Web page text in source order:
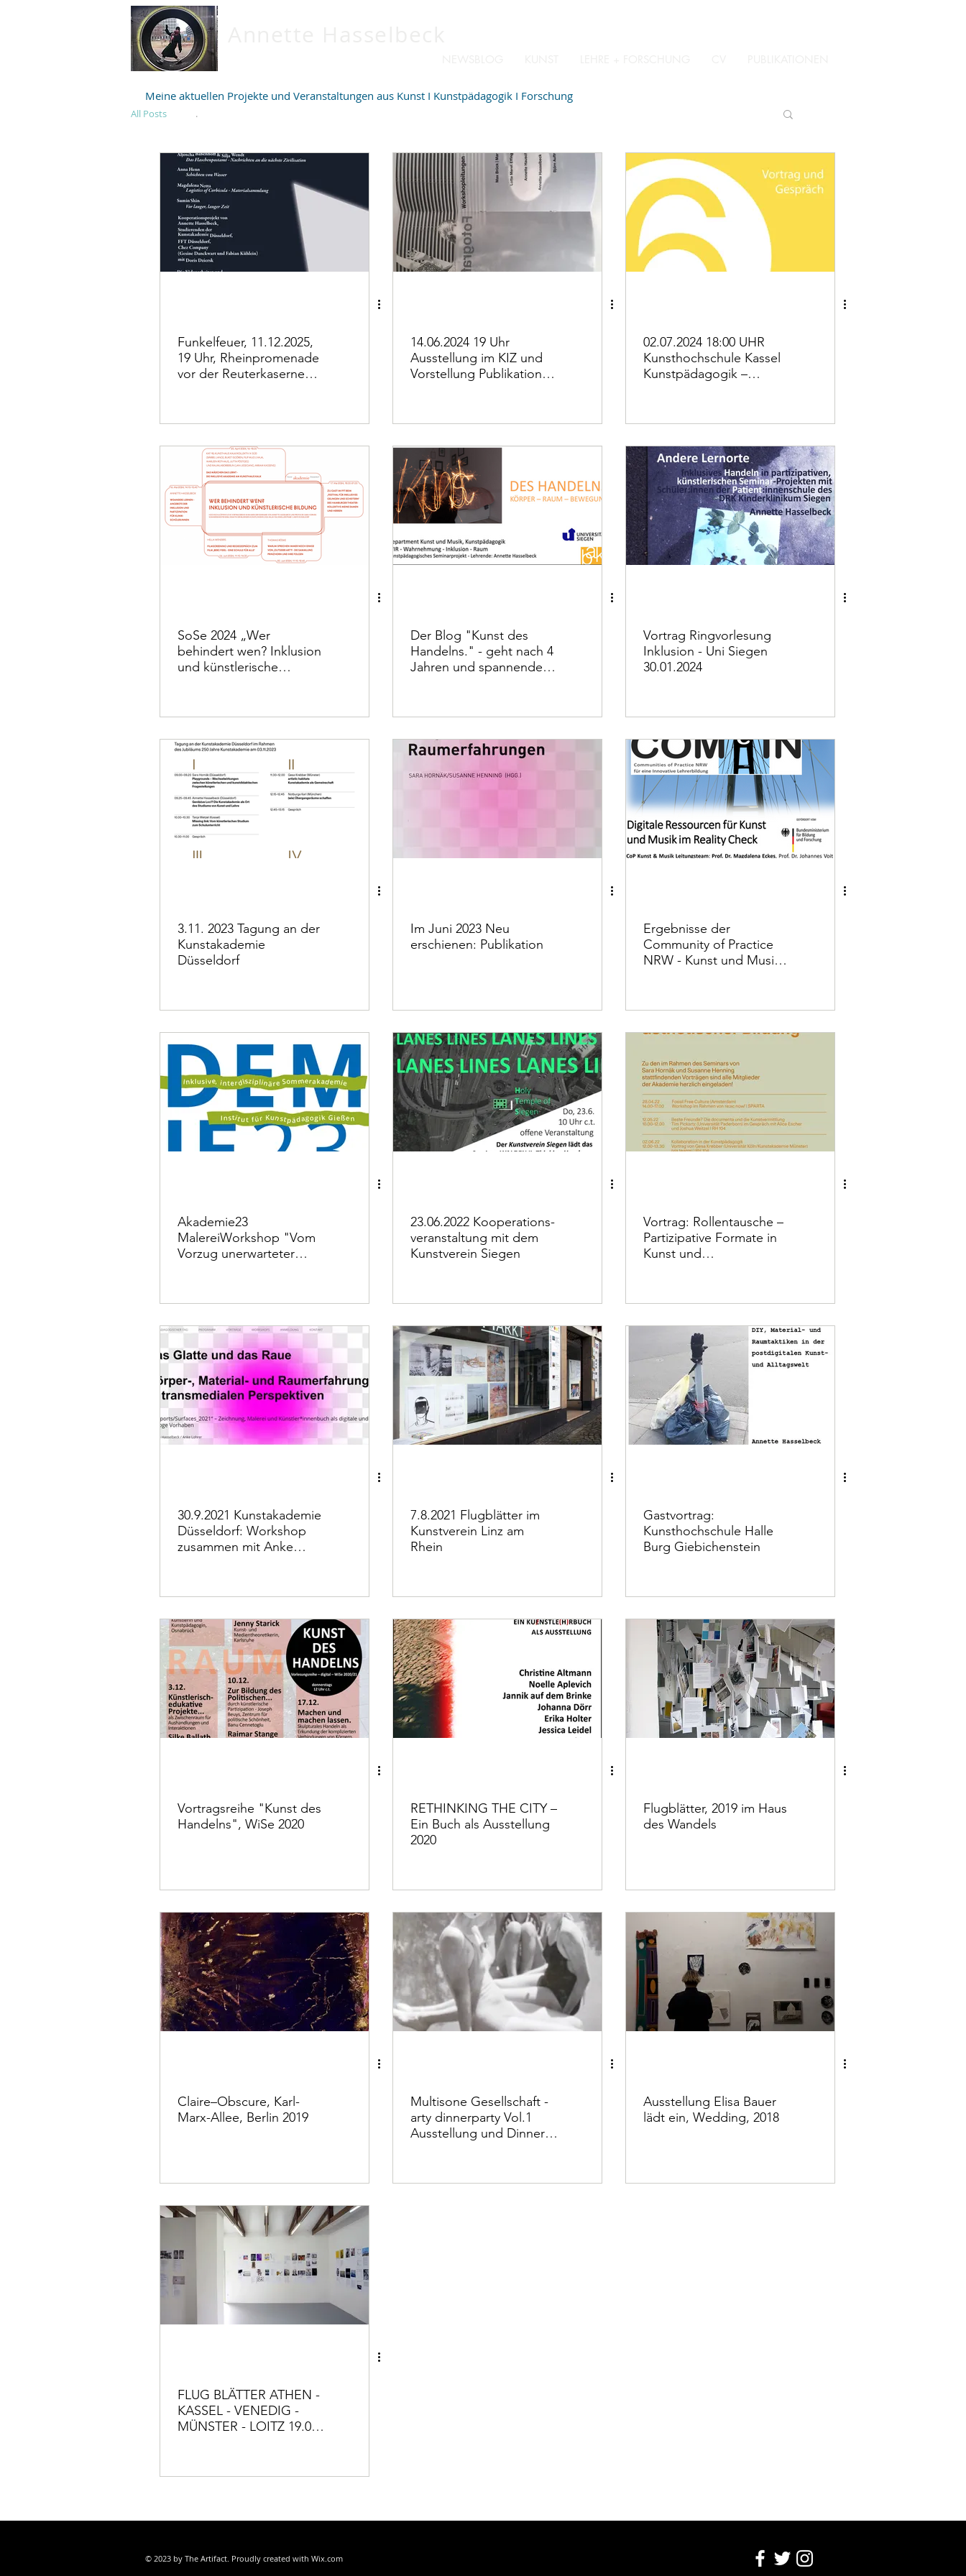
All Posts .
Funkelfeuer, 11.12.2025,
19 Uhr, Rheinpromenade
vor der Reuterkaserne
14.06.2024 19 Uhr
Ausstellung im KIZ und
Vorstellung Publikation
02.07.2024 18:00 UHR
Kunsthochschule Kassel
Kunstpädagogik –
SoSe 2024 „Wer
behindert wen? Inklusion
und künstlerische
Künste
Der Blog "Kunst des
Handelns." - geht nach 4
Jahren und spannenden
Beitragenden und der
Siegen für die Förderung
Vortrag Ringvorlesung
Inklusion - Uni Siegen
30.01.2024
3.11. 2023 Tagung an der
Kunstakademie
Düsseldorf
Im Juni 2023 Neu
erschienen: Publikation
Ergebnisse der
Community of Practice
NRW - Kunst und Musik-
Akademie23
MalereiWorkshop "Vom
Vorzug unerwarteter
Hasselbeck
23.06.2022 Kooperations-
veranstaltung mit dem
Kunstverein Siegen
Vortrag: Rollentausche –
Partizipative Formate in
Kunst und
30.9.2021 Kunstakademie
Düsseldorf: Workshop
zusammen mit Anke
7.8.2021 Flugblätter im
Kunstverein Linz am
Rhein
Gastvortrag:
Kunsthochschule Halle
Burg Giebichenstein
Vortragsreihe "Kunst des
Handelns", WiSe 2020
RETHINKING THE CITY –
Ein Buch als Ausstellung
2020
Flugblätter, 2019 im Haus
des Wandels
Claire–Obscure, Karl-
Marx-Allee, Berlin 2019
Multisone Gesellschaft -
arty dinnerparty Vol.1
Ausstellung und Dinner
Ausstellung Elisa Bauer
lädt ein, Wedding, 2018
FLUG BLÄTTER ATHEN -
KASSEL - VENEDIG -
MÜNSTER - LOITZ 19.08.
Meine aktuellen Projekte und Veranstaltungen aus Kunst I Kunstpädagogik I Forschung
© 2023 by The Artifact. Proudly created with Wix.com